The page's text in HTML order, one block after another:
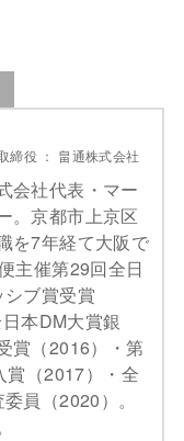
締役 ： 畠通株式会社
会社代表・マー
。京都市上京区
を7年経て大阪で
主催第29回全日
ブ賞受賞
本DM大賞銀
賞（2016）・第
賞（2017）・全
員（2020）。